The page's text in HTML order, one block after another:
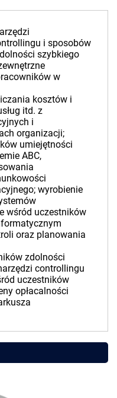
i sposobów
szybkiego
w
kosztów i
itd. z
i
organizacji;
umiejętności
ABC,
wyrobienie
wśród uczestników
oraz planowania
zdolności
controllingu
uczestników
opłacalności